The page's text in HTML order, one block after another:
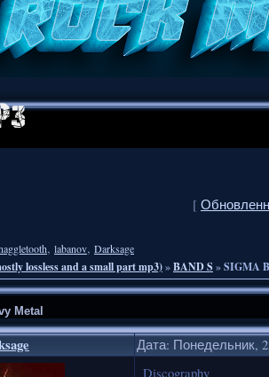
[
, labanov, Darksage
lossless and a small part mp3)»BAND S »SIGMA
Metal
Дата: Понедельник,
Discography